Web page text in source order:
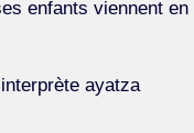
enfants viennent en
ayatza